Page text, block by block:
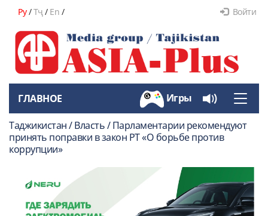
Ру/Тҷ/ En / Войти
Toggle
ГЛАВНОЕ Игры
Таджикистан / Власть / Парламентарии рекомендуют
принять поправки в закон РТ «О борьбе против
коррупции»